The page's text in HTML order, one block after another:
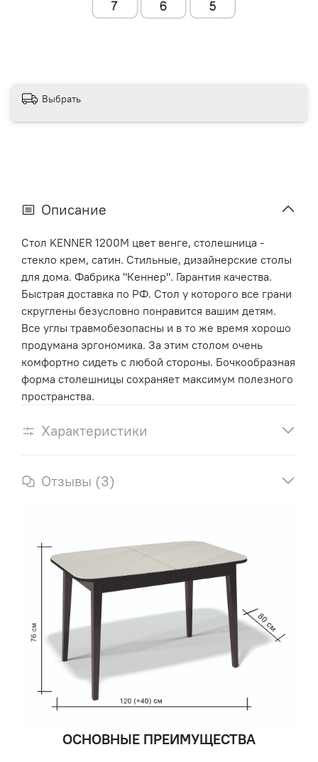
Выбрать
Описание
Стол KENNER 1200М цвет венге, столешница -
стекло крем, сатин. Стильные, дизайнерские столы
для дома. Фабрика "Кеннер". Гарантия качества.
Быстрая доставка по РФ. Стол у которого все грани
скруглены безусловно понравится вашим детям.
Все углы травмобезопасны и в то же время хорошо
продумана эргономика. За этим столом очень
комфортно сидеть с любой стороны. Бочкообразная
форма столешницы сохраняет максимум полезного
пространства.
Характеристики
Отзывы (3)
ОСНОВНЫЕ ПРЕИМУЩЕСТВА